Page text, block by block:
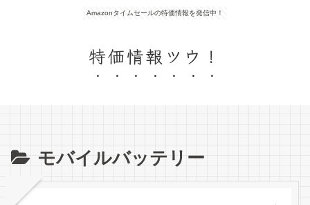
Amazonタイムセールの特価情報を発信中！
特価情報ツウ！
モバイルバッテリー